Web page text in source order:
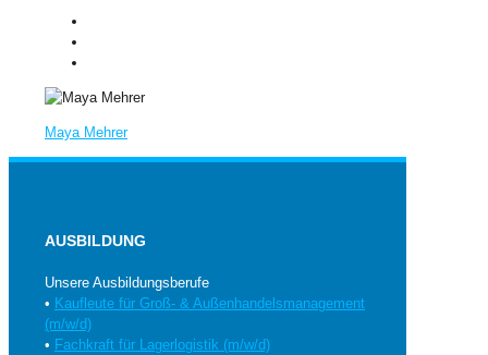
Maya Mehrer
AUSBILDUNG
Unsere Ausbildungsberufe
• Kaufleute für Groß- & Außenhandelsmanagement
(m/w/d)
• Fachkraft für Lagerlogistik (m/w/d)